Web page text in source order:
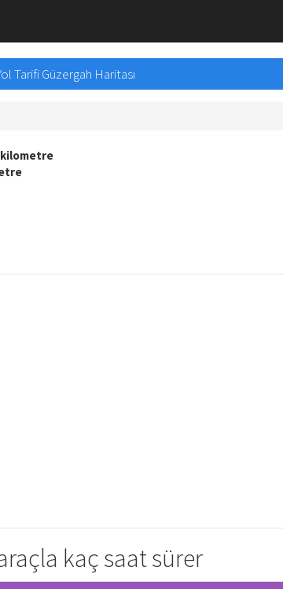
Tarifi Güzergah Haritası
kilometre
kaç saat sürer